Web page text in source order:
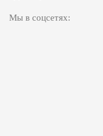
Мы в соцсетях: